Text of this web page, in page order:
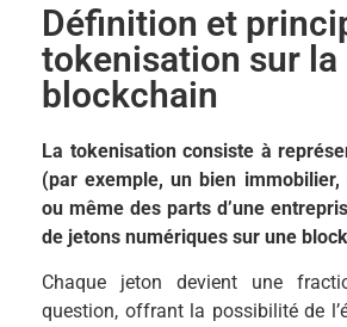
Définition et
tokenisation sur la
blockchain
La tokenisation consiste à
(par exemple, un bien immobilier,
ou même des parts d’une
de jetons numériques sur une
Chaque jeton devient une
question, offrant la possibilité de